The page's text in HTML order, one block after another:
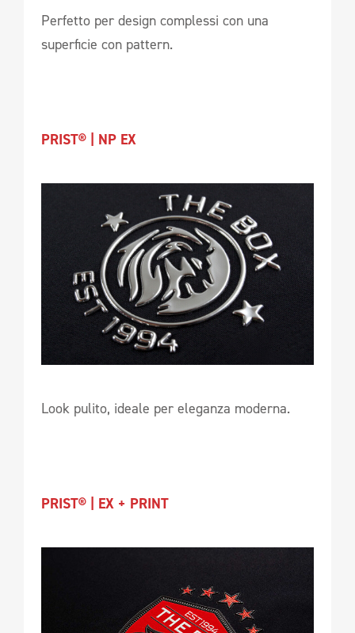
Perfetto per design complessi con una
superficie con pattern.
PRIST® | NP EX
Look pulito, ideale per eleganza moderna.
PRIST® | EX + PRINT